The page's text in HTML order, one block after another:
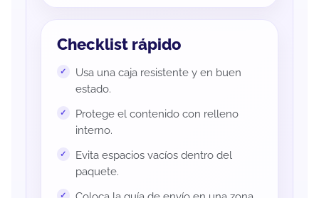
Checklist rápido
Usa una caja resistente y en buen
estado.
Protege el contenido con relleno
interno.
Evita espacios vacíos dentro del
paquete.